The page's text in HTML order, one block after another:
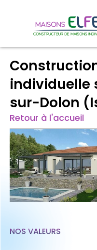
individuelle
sur-Dolon
Retour à l'accueil
NOS VALEURS